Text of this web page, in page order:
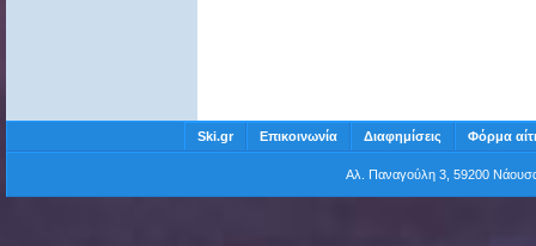
Ski.gr Επικοινωνία Διαφημίσεις Φόρμα
Αλ. Παναγούλη 3, 59200